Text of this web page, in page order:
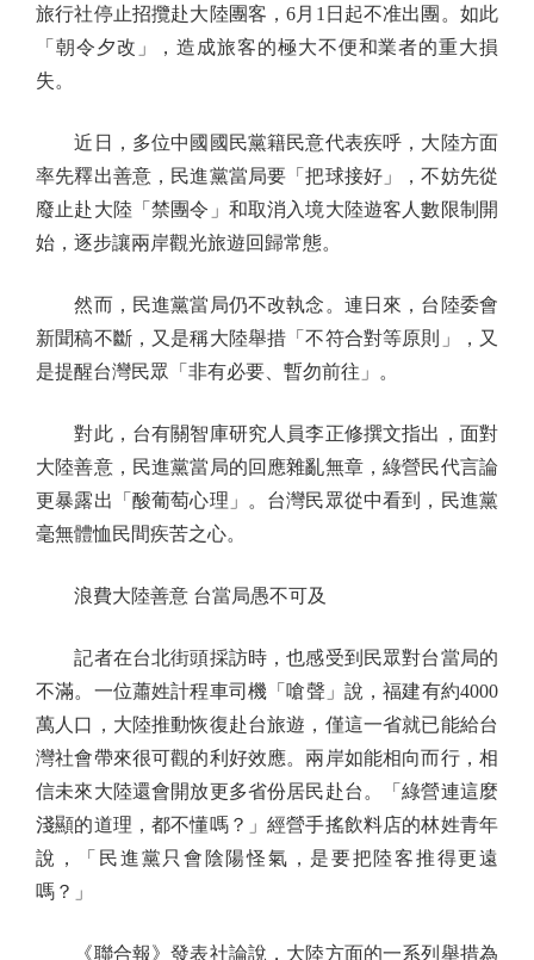
旅行社停止招攬赴大陸團客，6月1日起不准出團。如此
「朝令夕改」，造成旅客的極大不便和業者的重大損
失。
近日，多位中國國民黨籍民意代表疾呼，大陸方面
率先釋出善意，民進黨當局要「把球接好」，不妨先從
廢止赴大陸「禁團令」和取消入境大陸遊客人數限制開
始，逐步讓兩岸觀光旅遊回歸常態。
然而，民進黨當局仍不改執念。連日來，台陸委會
新聞稿不斷，又是稱大陸舉措「不符合對等原則」，又
是提醒台灣民眾「非有必要、暫勿前往」。
對此，台有關智庫研究人員李正修撰文指出，面對
大陸善意，民進黨當局的回應雜亂無章，綠營民代言論
更暴露出「酸葡萄心理」。台灣民眾從中看到，民進黨
毫無體恤民間疾苦之心。
浪費大陸善意 台當局愚不可及
記者在台北街頭採訪時，也感受到民眾對台當局的
不滿。一位蕭姓計程車司機「嗆聲」說，福建有約4000
萬人口，大陸推動恢復赴台旅遊，僅這一省就已能給台
灣社會帶來很可觀的利好效應。兩岸如能相向而行，相
信未來大陸還會開放更多省份居民赴台。「綠營連這麼
淺顯的道理，都不懂嗎？」經營手搖飲料店的林姓青年
說，「民進黨只會陰陽怪氣，是要把陸客推得更遠
嗎？」
《聯合報》發表社論說，大陸方面的一系列舉措為